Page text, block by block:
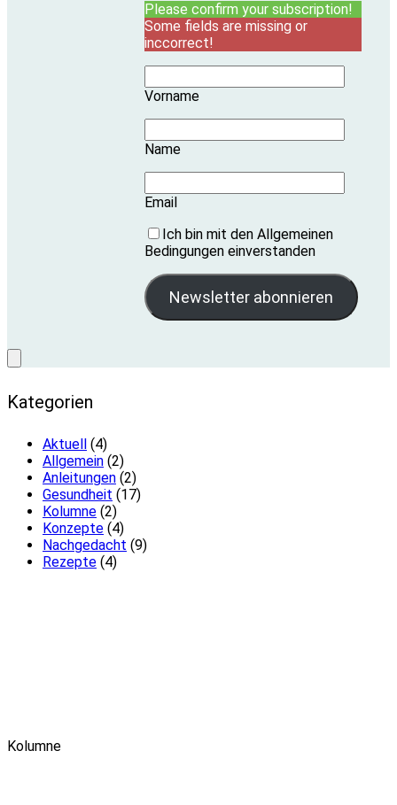
Please confirm your subscription!
Some fields are missing or
inccorrect!
Vorname
Name
Email
Ich bin mit den Allgemeinen
Bedingungen einverstanden
Kategorien
Aktuell
(4)
Allgemein (2)
Anleitungen (2)
Gesundheit (17)
Kolumne (2)
Konzepte (4)
Nachgedacht (9)
Rezepte (4)
Kolumne